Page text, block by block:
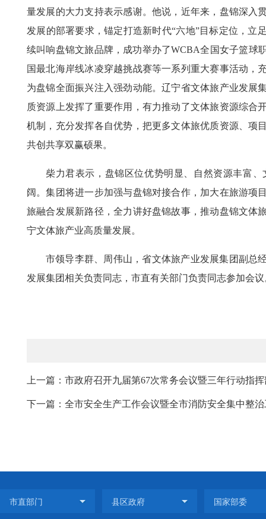
量发展的大力支持表示感谢。他说，近年来，盘锦深入
发展的部署要求，锚定打造新时代“六地”目标定位，立
续叫响盘锦文旅品牌，成功举办了WCBA全国女子篮球
国最北海岸线冰凌穿越挑战赛等一系列重大赛事活动，
为盘锦全面振兴注入强劲动能。辽宁省文体旅产业发展
质资源上发挥了重要作用，有力推动了文体旅资源综合
机制，充分发挥各自优势，把更多文体旅优质资源、项
共创共享双赢硕果。
柴力君表示，盘锦区位优势明显、自然资源丰富
阔。集团将进一步加强与盘锦对接合作，加大在旅游项
旅融合发展新路径，全力讲好盘锦故事，推动盘锦文体
宁文体旅产业高质量发展。
市领导李群、周伟山，省文体旅产业发展集团副总
发展集团相关负责同志，市直有关部门负责同志参加会议
上一篇：市政府召开九届第67次常务会议暨三年行动指
下一篇：全市安全生产工作会议暨全市消防安全集中整